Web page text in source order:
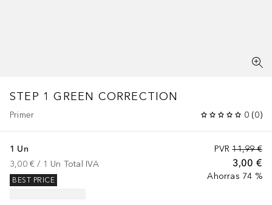
STEP 1 GREEN CORRECTION
Primer 0 (0)
PVR 11,99 €
3,00 €
Ahorras 74 %
1 Un
3,00 € / 1 Un Total IVA
BEST PRICE